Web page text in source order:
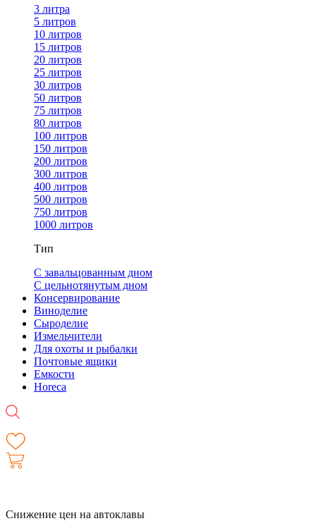
3 литра
5 литров
10 литров
15 литров
20 литров
25 литров
30 литров
50 литров
75 литров
80 литров
100 литров
150 литров
200 литров
300 литров
400 литров
500 литров
750 литров
1000 литров
Тип
С завальцованным дном
С цельнотянутым дном
Консервирование
Виноделие
Сыроделие
Измельчители
Для охоты и рыбалки
Почтовые ящики
Емкости
Horeca
Снижение цен на автоклавы